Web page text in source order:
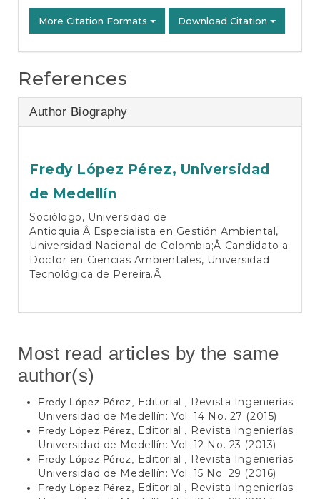
More Citation Formats Download Citation
References
Author Biography
Fredy López Pérez, Universidad
de Medellín
Sociólogo, Universidad de
Antioquia;Â Especialista en Gestión Ambiental,
Universidad Nacional de Colombia;Â Candidato a
Doctor en Ciencias Ambientales, Universidad
Tecnológica de Pereira.Â
Most read articles by the same
author(s)
Fredy López Pérez, Editorial
Revista Ingenierías
Universidad de Medellín: Vol. 14 No. 27 (2015)
Fredy López Pérez, Editorial
Revista Ingenierías
Universidad de Medellín: Vol. 12 No. 23 (2013)
Fredy López Pérez, Editorial
Revista Ingenierías
Universidad de Medellín: Vol. 15 No. 29 (2016)
Fredy López Pérez, Editorial
Revista Ingenierías